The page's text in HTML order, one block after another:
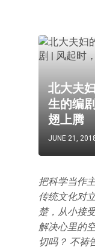
北大夫
生的编
翅上腾
JUNE 21,
把科学当作
传统文化对
楚，从小接
解决心里的
切吗？ 不祷